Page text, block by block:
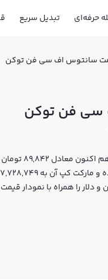
حرفه‌ای تبدیل سریع
سانتوس اف سی فن توکن
سی فن توکن
را همراه با نمودار